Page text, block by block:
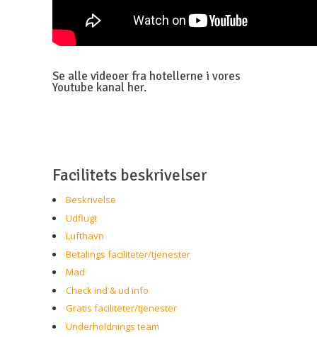
Se alle videoer fra hotellerne i vores
Youtube kanal her.
Facilitets beskrivelser
Beskrivelse
Udflugt
Lufthavn
Betalings faciliteter/tjenester
Mad
Check ind & ud info
Gratis faciliteter/tjenester
Underholdnings team